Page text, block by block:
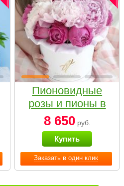
Заказать в один клик
Пионовидные
розы и пионы в
белой коробке
Small
8 650руб.
Купить